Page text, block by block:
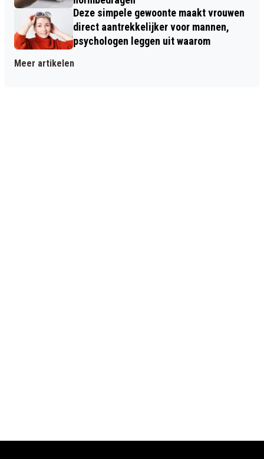
Deze simpele gewoonte maakt vrouwen
direct aantrekkelijker voor mannen,
psychologen leggen uit waarom
Meer artikelen